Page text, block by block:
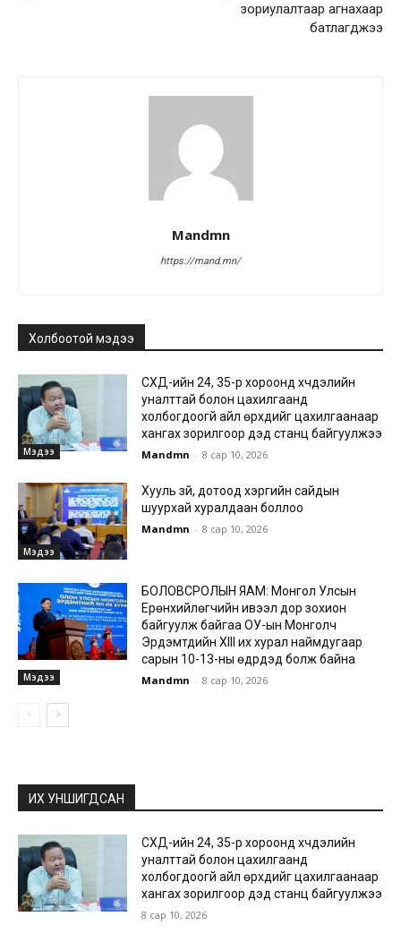
зориулалтаар агнахаар
батлагджээ
Mandmn
https://mand.mn/
Холбоотой мэдээ
Мэдээ
СХД-ийн 24, 35-р хороонд хүчдэлийн
уналттай болон цахилгаанд
холбогдоогүй айл өрхүүдийг цахилгаанаар
хангах зорилгоор дэд станц байгуулжээ
Mandmn - 8 сар 10, 2026
Мэдээ
Хууль зүй, дотоод хэргийн сайдын
шуурхай хуралдаан боллоо
Mandmn - 8 сар 10, 2026
Мэдээ
БОЛОВСРОЛЫН ЯАМ: Монгол Улсын
Ерөнхийлөгчийн ивээл дор зохион
байгуулж байгаа ОУ-ын Монголч
Эрдэмтдийн XIII их хурал наймдугаар
сарын 10-13-ны өдрүүдэд болж байна
Mandmn - 8 сар 10, 2026
ИХ УНШИГДСАН
СХД-ийн 24, 35-р хороонд хүчдэлийн
уналттай болон цахилгаанд
холбогдоогүй айл өрхүүдийг цахилгаанаар
хангах зорилгоор дэд станц байгуулжээ
8 сар 10, 2026